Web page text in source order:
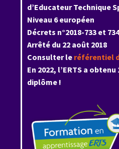
d’Educateur Technique
Niveau 6 européen
Décrets n°2018-733 et
Arrêté du 22 août 2018
Consulter le référentiel
En 2022, l’ERTS a
diplôme !